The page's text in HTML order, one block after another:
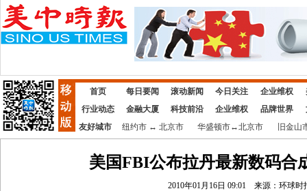
首页 每日要闻 滚动新闻 今日关注 企业维权
行业动态
金融大厦 科技前沿 企业维权 品牌世界
友好城市
纽约市↔ 北京市 华盛顿市↔北京市 旧金山
美国FBI公布拉丹最新数码合
2010年01月16日 09:01 来源：环球时